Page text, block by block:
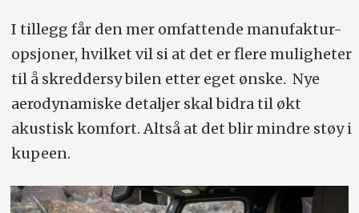
I tillegg får den mer omfattende manufaktur-
opsjoner, hvilket vil si at det er flere muligheter
til å skreddersy bilen etter eget ønske. Nye
aero­dynamiske detaljer skal bidra til økt
akustisk komfort. Altså at det blir mindre støy i
kupeen.